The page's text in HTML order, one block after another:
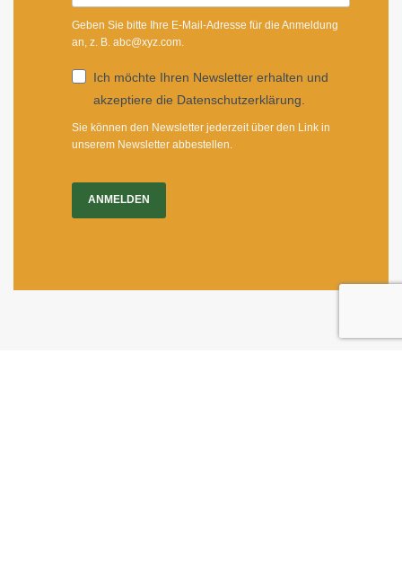
Geben Sie bitte Ihre E-Mail-Adresse für die Anmeldung
an, z. B. abc@xyz.com.
Ich möchte Ihren Newsletter erhalten und
akzeptiere die Datenschutzerklärung.
Sie können den Newsletter jederzeit über den Link in
unserem Newsletter abbestellen.
ANMELDEN